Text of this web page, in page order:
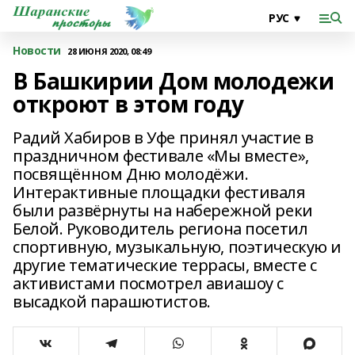
Новости 28 ИЮНЯ 2020, 08:49
В Башкирии Дом молодежи
откроют в этом году
Радий Хабиров в Уфе принял участие в
праздничном фестивале «Мы вместе»,
посвящённом Дню молодёжи.
Интерактивные площадки фестиваля
были развёрнуты на набережной реки
Белой. Руководитель региона посетил
спортивную, музыкальную, поэтическую и
другие тематические террасы, вместе с
активистами посмотрел авиашоу с
высадкой парашютистов.